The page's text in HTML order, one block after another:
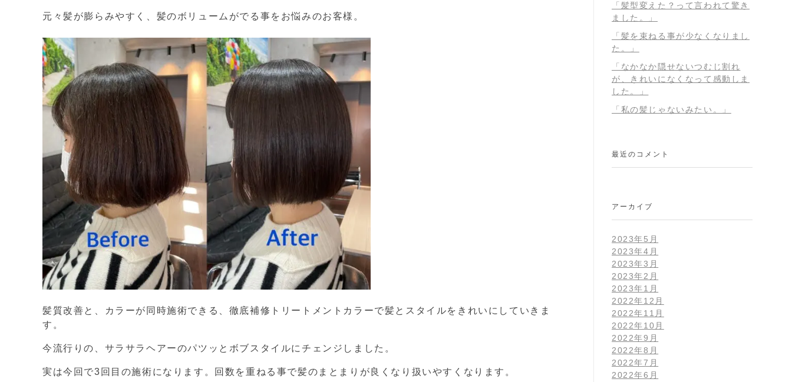
元々髪が膨らみやすく、髪のボリュームがでる事をお悩みのお客様。
髪質改善と、カラーが同時施術できる、徹底補修トリートメントカラーで髪とスタイルをきれいにしていきま
す。
今流行りの、サラサラヘアーのパツッとボブスタイルにチェンジしました。
実は今回で3回目の施術になります。回数を重ねる事で髪のまとまりが良くなり扱いやすくなります。
「髪型変えた？って言われて驚き
ました。」
「髪を束ねる事が少なくなりまし
た。」
「なかなか隠せないつむじ割れ
が、きれいになくなって感動しま
した。」
「私の髪じゃないみたい。」
最近のコメント
アーカイブ
2023年5月
2023年4月
2023年3月
2023年2月
2023年1月
2022年12月
2022年11月
2022年10月
2022年9月
2022年8月
2022年7月
2022年6月